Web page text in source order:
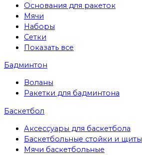
Основания для ракеток
Мячи
Наборы
Сетки
Показать все
Бадминтон
Воланы
Ракетки для бадминтона
Баскетбол
Аксессуары для баскетбола
Баскетбольные стойки и щиты
Мячи баскетбольные